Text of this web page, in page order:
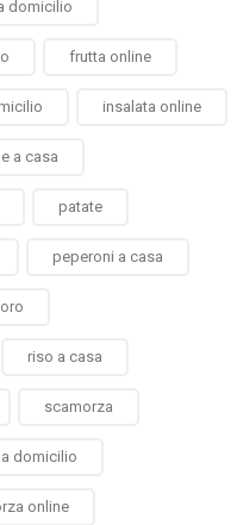
domicilio
frutta online
insalata online
a casa
patate
peperoni a casa
riso a casa
scamorza
domicilio
online